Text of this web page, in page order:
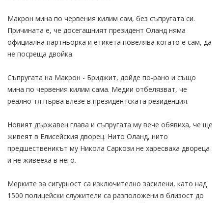
Макрон мина по червения килим сам, без съпругата си.
Причината е, че досегашният президент Оланд няма
официална партньорка и етикета повелява когато е сам, да
не посреща двойка.
Съпругата на Макрон - Бриджит, дойде по-рано и също
мина по червения килим сама. Медии отбелязват, че
реално тя първа влезе в президентската резиденция.
Новият държавен глава и съпругата му вече обявиха, че ще
живеят в Елисейския дворец. Нито Оланд, нито
предшественикът му Никола Саркози не харесваха двореца
и не живееха в него.
Мерките за сигурност са изключително засилени, като над
1500 полицейски служители са разположени в близост до